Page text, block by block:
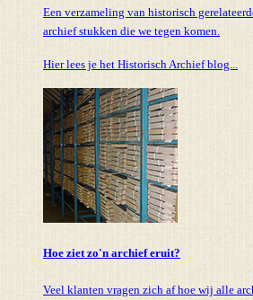
Een verzameling van historisch
archief stukken die we tegen komen.
Hier lees je het Historisch Archief blog...
Hoe ziet zo'n archief eruit?
Veel klanten vragen zich af hoe wij alle